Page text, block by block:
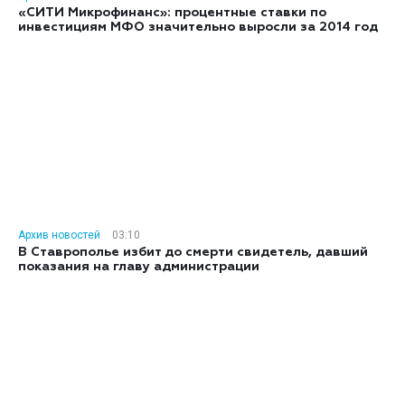
«СИТИ Микрофинанс»: процентные ставки по
инвестициям МФО значительно выросли за 2014 год
Архив новостей
03:10
В Ставрополье избит до смерти свидетель, давший
показания на главу администрации